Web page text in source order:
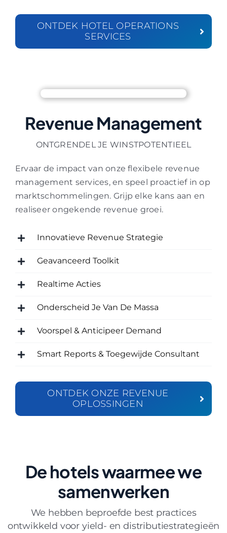
ONTDEK HOTEL OPERATIONS
SERVICES
Revenue Management
ONTGRENDEL JE WINSTPOTENTIEEL
Ervaar de impact van onze flexibele revenue
management services, en speel proactief in op
marktschommelingen. Grijp elke kans aan en
realiseer ongekende revenue groei.
Innovatieve Revenue Strategie
Geavanceerd Toolkit
Realtime Acties
Onderscheid Je Van De Massa
Voorspel & Anticipeer Demand
Smart Reports & Toegewijde Consultant
ONTDEK ONZE REVENUE
OPLOSSINGEN
De hotelswaarmee we
samenwerken
We hebben beproefde best practices
ontwikkeld voor yield- en distributiestrategieën